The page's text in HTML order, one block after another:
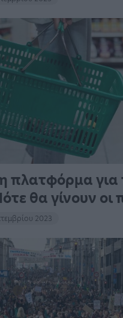
πλατφόρμα
θα γίνουν
2023